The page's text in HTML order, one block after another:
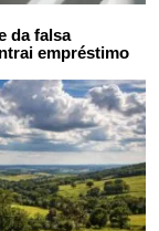
da falsa
empréstimo